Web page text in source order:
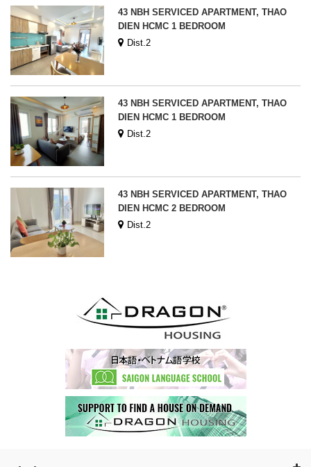
43 NBH SERVICED APARTMENT, THAO
DIEN HCMC 1 BEDROOM
Dist.2
43 NBH SERVICED APARTMENT, THAO
DIEN HCMC 1 BEDROOM
Dist.2
43 NBH SERVICED APARTMENT, THAO
DIEN HCMC 2 BEDROOM
Dist.2